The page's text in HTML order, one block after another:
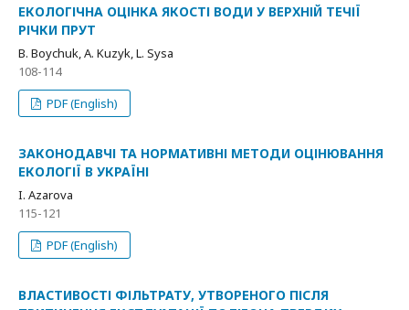
ЕКОЛОГІЧНА ОЦІНКА ЯКОСТІ ВОДИ У ВЕРХНІЙ ТЕЧІЇ
РІЧКИ ПРУТ
B. Boychuk, A. Kuzyk, L. Sysa
108-114
PDF (English)
ЗАКОНОДАВЧІ ТА НОРМАТИВНІ МЕТОДИ ОЦІНЮВАННЯ
ЕКОЛОГІЇ В УКРАЇНІ
I. Azarova
115-121
PDF (English)
ВЛАСТИВОСТІ ФІЛЬТРАТУ, УТВОРЕНОГО ПІСЛЯ